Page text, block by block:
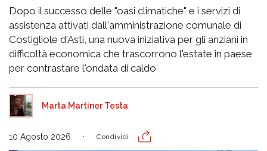
Dopo il successo delle "oasi climatiche" e i servizi di
assistenza attivati dall'amministrazione comunale di
Costigliole d'Asti, una nuova iniziativa per gli anziani in
difficoltà economica che trascorrono l'estate in paese
per contrastare l'ondata di caldo
Marta Martiner Testa
10 Agosto 2026 Condividi